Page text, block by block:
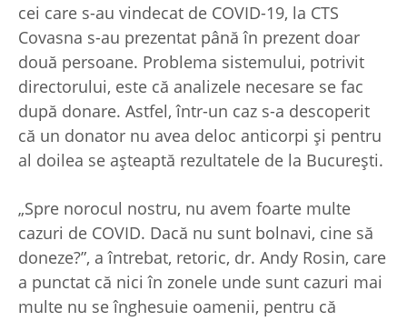
cei care s-au vindecat de COVID-19, la CTS
Covasna s-au prezentat până în prezent doar
două persoane. Problema sistemului, potrivit
directorului, este că analizele necesare se fac
după donare. Astfel, într-un caz s-a descoperit
că un donator nu avea deloc anticorpi și pentru
al doilea se așteaptă rezultatele de la București.
„Spre norocul nostru, nu avem foarte multe
cazuri de COVID. Dacă nu sunt bolnavi, cine să
doneze?”, a întrebat, retoric, dr. Andy Rosin, care
a punctat că nici în zonele unde sunt cazuri mai
multe nu se înghesuie oamenii, pentru că